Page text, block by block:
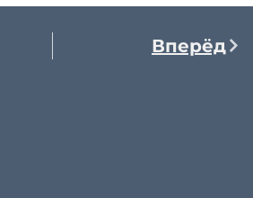
Вперёд